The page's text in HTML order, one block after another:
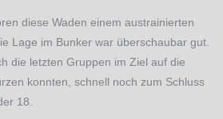
diese Waden einem austrainierten
Lage im Bunker war überschaubar gut.
die letzten Gruppen im Ziel auf die
konnten, schnell noch zum Schluss
18.